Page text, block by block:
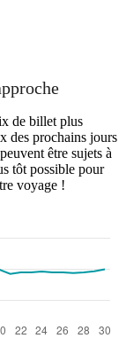
de billet plus
des prochains jours
être sujets à
tôt possible pour
voyage !